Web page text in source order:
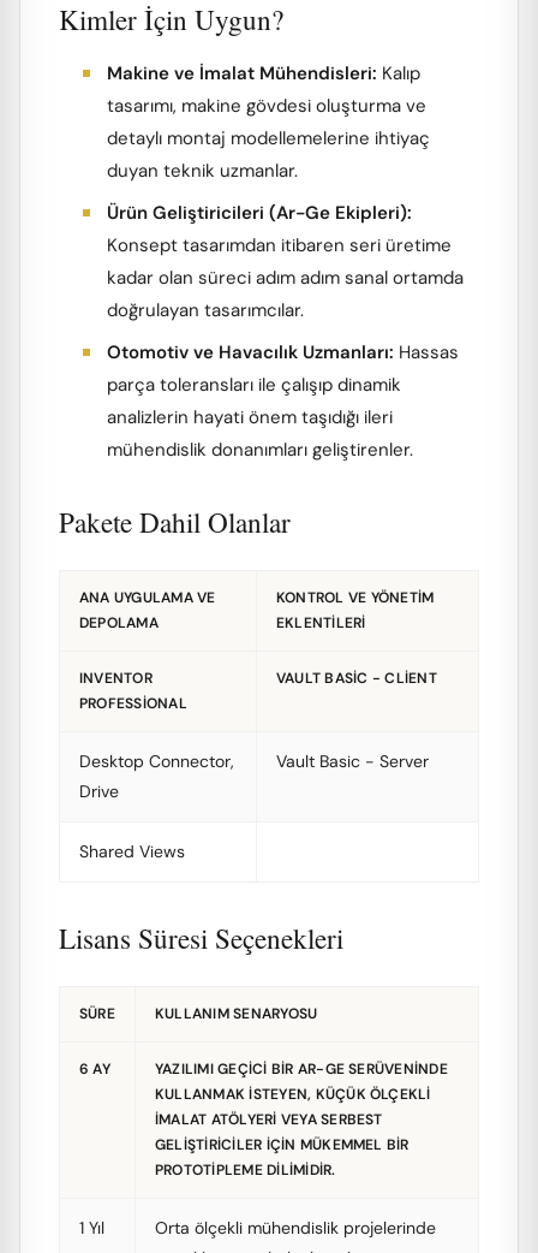
Kimler İçin Uygun?
Makine ve İmalat Mühendisleri: Kalıp
tasarımı, makine gövdesi oluşturma ve
detaylı montaj modellemelerine ihtiyaç
duyan teknik uzmanlar.
Ürün Geliştiricileri (Ar-Ge Ekipleri):
Konsept tasarımdan itibaren seri üretime
kadar olan süreci adım adım sanal ortamda
doğrulayan tasarımcılar.
Otomotiv ve Havacılık Uzmanları: Hassas
parça toleransları ile çalışıp dinamik
analizlerin hayati önem taşıdığı ileri
mühendislik donanımları geliştirenler.
Pakete Dahil Olanlar
ANA UYGULAMA VE
DEPOLAMA
KONTROL VE YÖNETIM
EKLENTILERI
INVENTOR
PROFESSIONAL
VAULT BASIC - CLIENT
Desktop Connector,
Drive
Vault Basic - Server
Shared Views
Lisans Süresi Seçenekleri
SÜRE KULLANIM SENARYOSU
6 AY
YAZILIMI GEÇICI BIR AR-GE SERÜVENINDE
KULLANMAK ISTEYEN, KÜÇÜK ÖLÇEKLI
IMALAT ATÖLYERI VEYA SERBEST
GELIŞTIRICILER IÇIN MÜKEMMEL BIR
PROTOTIPLEME DILIMIDIR.
1 Yıl
Orta ölçekli mühendislik projelerinde